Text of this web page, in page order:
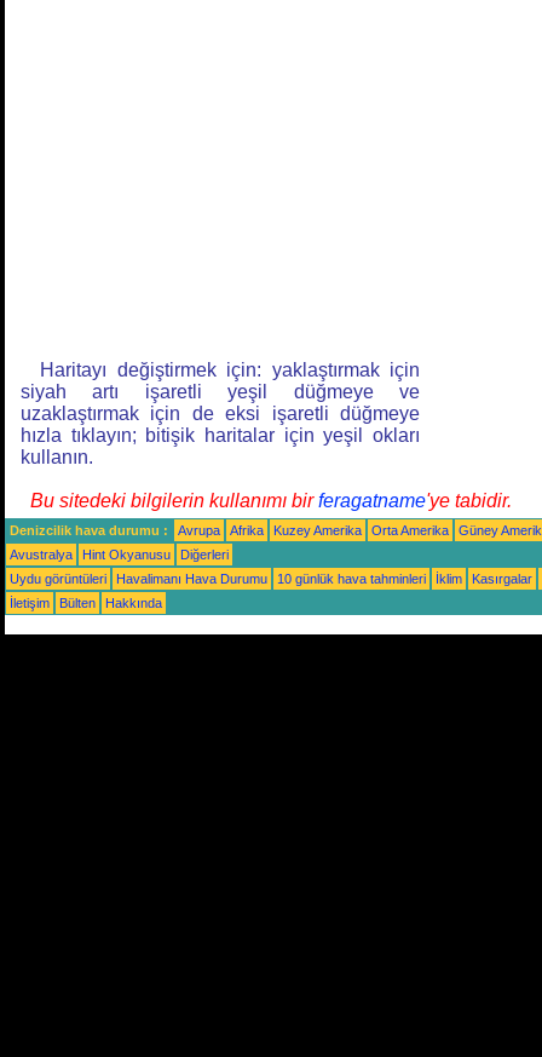
Haritayı değiştirmek için: yaklaştırmak için
siyah artı işaretli yeşil düğmeye ve
uzaklaştırmak için de eksi işaretli düğmeye
hızla tıklayın; bitişik haritalar için yeşil okları
kullanın.
Bu sitedeki bilgilerin kullanımı birferagatname'ye tabidir.
Denizcilik hava durumu : Avrupa Afrika Kuzey Amerika Orta Amerika
Güney
Avustralya
Hint Okyanusu
Diğerleri
Uydu görüntüleri
Havalimanı Hava Durumu 10 günlük hava tahminleri İklim
Kasırgalar
İletişim
Bülten Hakkında